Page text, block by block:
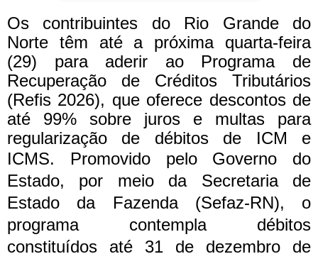
Os contribuintes do Rio Grande do
Norte têm até a próxima quarta-feira
(29) para aderir ao Programa de
Recuperação de Créditos Tributários
(Refis 2026), que oferece descontos de
até 99% sobre juros e multas para
regularização de débitos de ICM e
ICMS. Promovido pelo Governo do
Estado, por meio da Secretaria de
Estado da Fazenda (Sefaz-RN), o
programa contempla débitos
constituídos até 31 de dezembro de